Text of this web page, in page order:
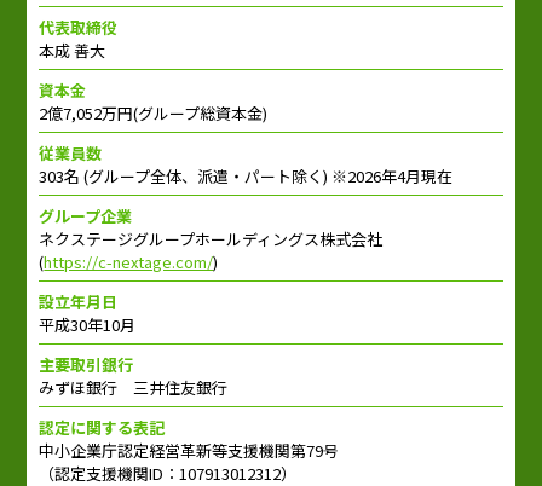
代表取締役
本成 善大
資本金
2億7,052万円(グループ総資本金)
従業員数
303名 (グループ全体、派遣・パート除く) ※2026年4月現在
グループ企業
ネクステージグループホールディングス株式会社
(https://c-nextage.com/)
設立年月日
平成30年10月
主要取引銀行
みずほ銀行 三井住友銀行
認定に関する表記
中小企業庁認定経営革新等支援機関第79号
（認定支援機関ID：107913012312）